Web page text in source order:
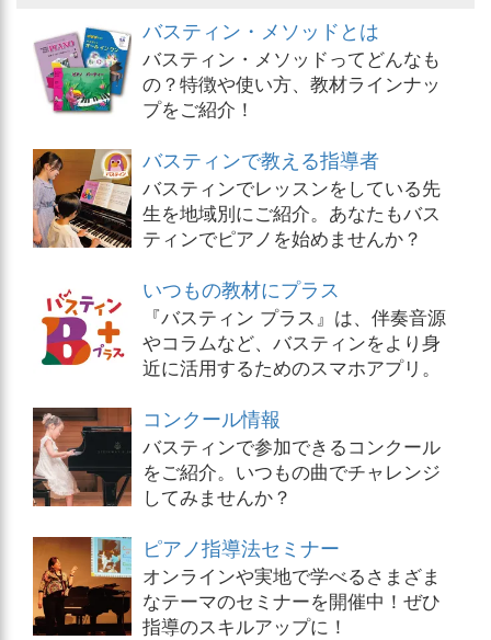
バスティン・メソッドとは
バスティン・メソッドってどんなも
の？特徴や使い方、教材ラインナッ
プをご紹介！
バスティンで教える指導者
バスティンでレッスンをしている先
生を地域別にご紹介。あなたもバス
ティンでピアノを始めませんか？
いつもの教材にプラス
『バスティン プラス』は、伴奏音源
やコラムなど、バスティンをより身
近に活用するためのスマホアプリ。
コンクール情報
バスティンで参加できるコンクール
をご紹介。いつもの曲でチャレンジ
してみませんか？
ピアノ指導法セミナー
オンラインや実地で学べるさまざま
なテーマのセミナーを開催中！ぜひ
指導のスキルアップに！